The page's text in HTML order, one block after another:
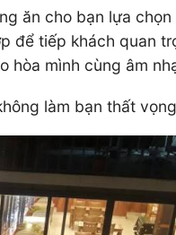
ăn cho bạn lựa
để tiếp khách quan
mình cùng âm
làm bạn thất vọng